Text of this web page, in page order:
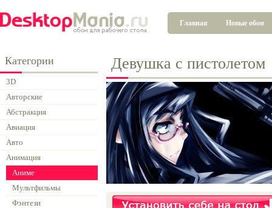
Главная Новые обои
Категории
3D
Авторские
Абстракция
Авиация
Авто
Анимация
Аниме
Мультфильмы
Фэнтези
Девушка с пистолетом